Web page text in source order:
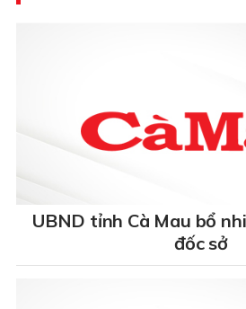
UBND tỉnh Cà Mau bổ
đốc sở